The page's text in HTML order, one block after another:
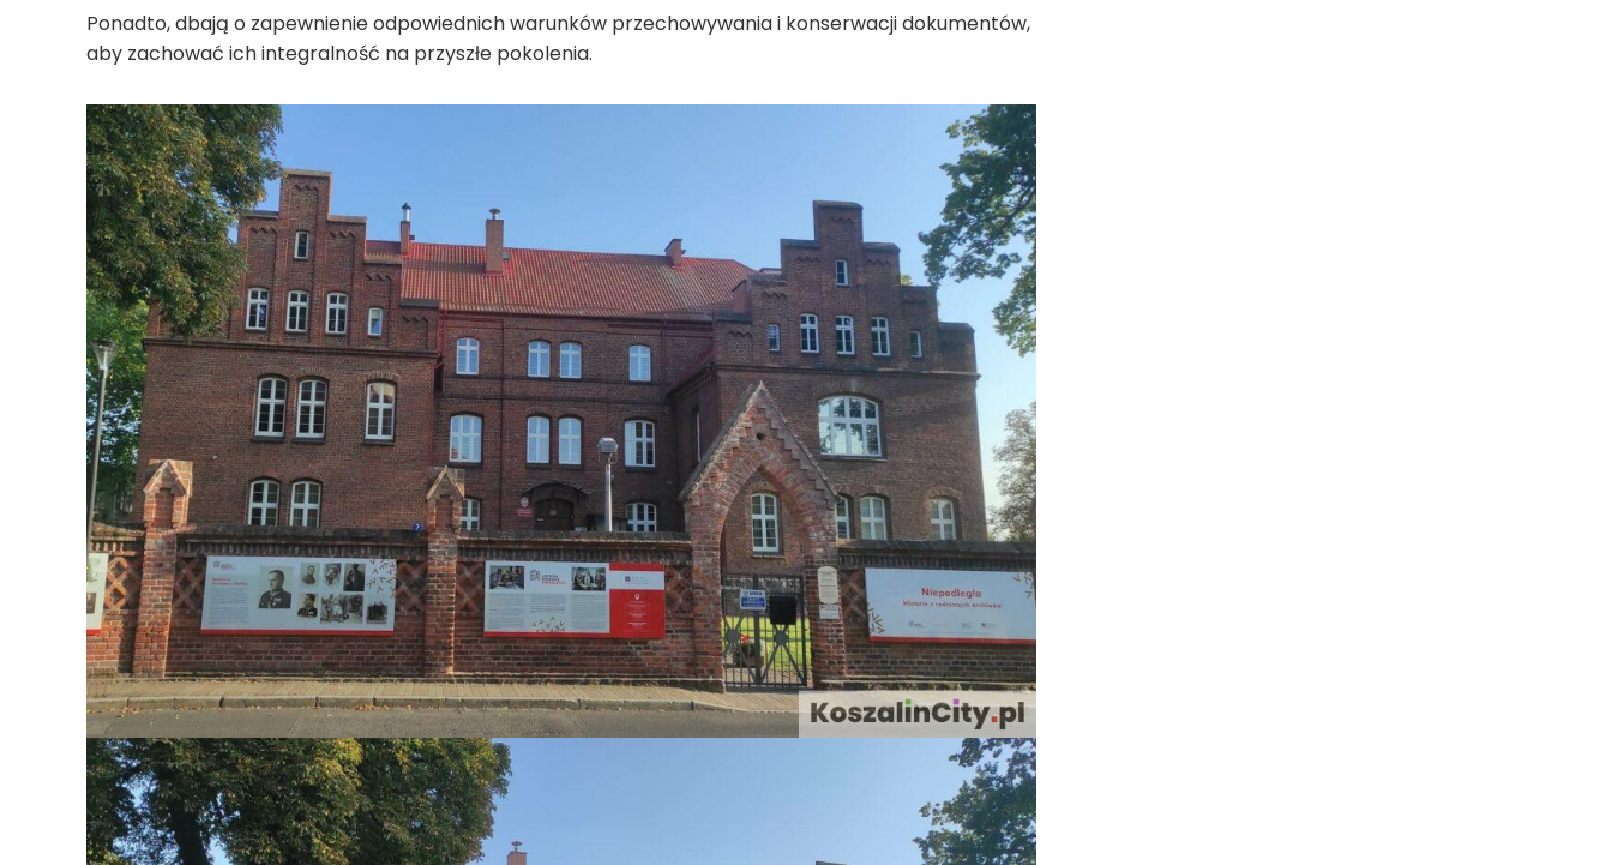
Ponadto, dbają o zapewnienie odpowiednich warunków przechowywania i konserwacji dokumentów,
aby zachować ich integralność na przyszłe pokolenia.